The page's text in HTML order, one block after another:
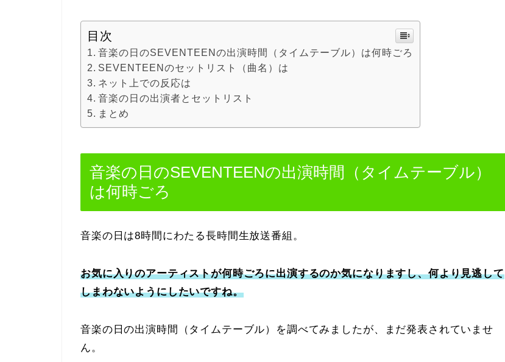
目次
音楽の日のSEVENTEENの出演時間（タイムテーブル）は何時ごろ
SEVENTEENのセットリスト（曲名）は
ネット上での反応は
音楽の日の出演者とセットリスト
まとめ
音楽の日のSEVENTEENの出演時間（タイムテーブル）
は何時ごろ
音楽の日は8時間にわたる長時間生放送番組。
お気に入りのアーティストが何時ごろに出演するのか気になりますし、何より見逃して
しまわないようにしたいですね。
音楽の日の出演時間（タイムテーブル）を調べてみましたが、まだ発表されていませ
ん。